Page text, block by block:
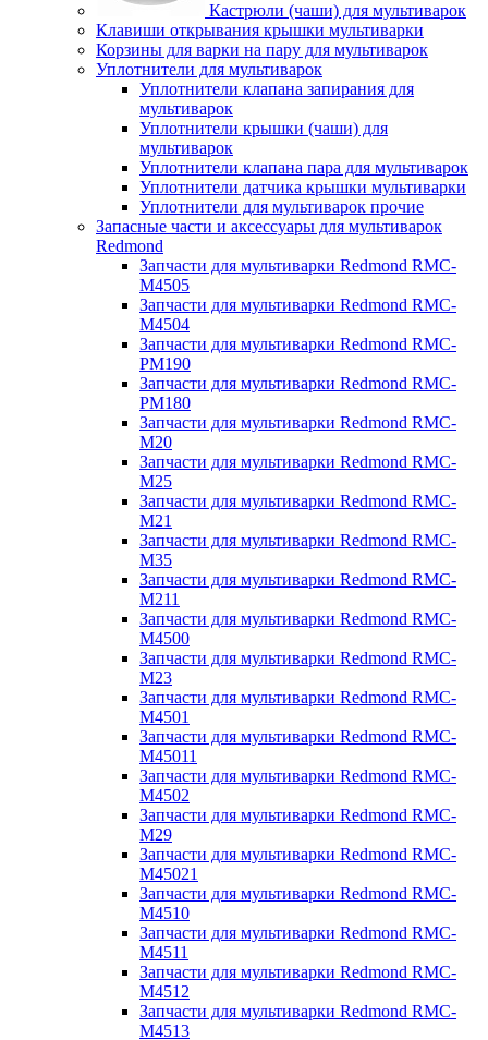
Кастрюли (чаши) для мультиварок
Клавиши открывания крышки мультиварки
Корзины для варки на пару для мультиварок
Уплотнители для мультиварок
Уплотнители клапана запирания для
мультиварок
Уплотнители крышки (чаши) для
мультиварок
Уплотнители клапана пара для мультиварок
Уплотнители датчика крышки мультиварки
Уплотнители для мультиварок прочие
Запасные части и аксессуары для мультиварок
Redmond
Запчасти для мультиварки Redmond RMC-
M4505
Запчасти для мультиварки Redmond RMC-
M4504
Запчасти для мультиварки Redmond RMC-
PM190
Запчасти для мультиварки Redmond RMC-
PM180
Запчасти для мультиварки Redmond RMC-
M20
Запчасти для мультиварки Redmond RMC-
M25
Запчасти для мультиварки Redmond RMC-
M21
Запчасти для мультиварки Redmond RMC-
M35
Запчасти для мультиварки Redmond RMC-
M211
Запчасти для мультиварки Redmond RMC-
M4500
Запчасти для мультиварки Redmond RMC-
M23
Запчасти для мультиварки Redmond RMC-
M4501
Запчасти для мультиварки Redmond RMC-
M45011
Запчасти для мультиварки Redmond RMC-
M4502
Запчасти для мультиварки Redmond RMC-
M29
Запчасти для мультиварки Redmond RMC-
M45021
Запчасти для мультиварки Redmond RMC-
M4510
Запчасти для мультиварки Redmond RMC-
M4511
Запчасти для мультиварки Redmond RMC-
M4512
Запчасти для мультиварки Redmond RMC-
M4513